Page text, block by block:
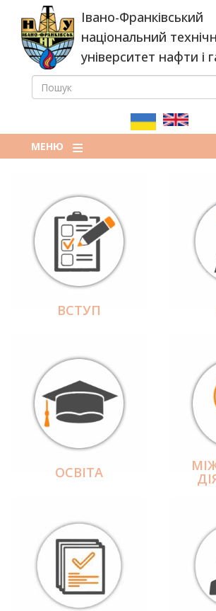
основного
вмісту
Івано-Франківський
національний
університет нафти і
ПОШУКОВА
ПОШУК
МЕНЮ
ВСТУП
ОСВІТА